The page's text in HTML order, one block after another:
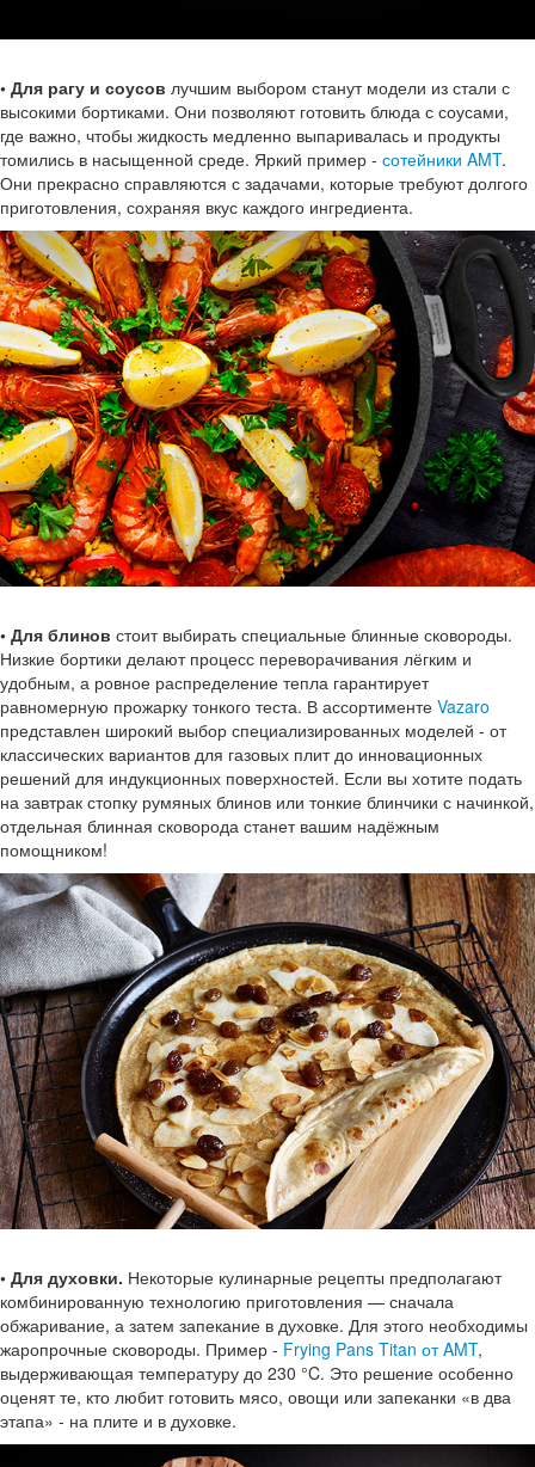
• Для рагу и соусов лучшим выбором станут модели из стали с
высокими бортиками. Они позволяют готовить блюда с соусами,
где важно, чтобы жидкость медленно выпаривалась и продукты
томились в насыщенной среде. Яркий пример - сотейники AMT.
Они прекрасно справляются с задачами, которые требуют долгого
приготовления, сохраняя вкус каждого ингредиента.
• Для блинов стоит выбирать специальные блинные сковороды.
Низкие бортики делают процесс переворачивания лёгким и
удобным, а ровное распределение тепла гарантирует
равномерную прожарку тонкого теста. В ассортименте Vazaro
представлен широкий выбор специализированных моделей - от
классических вариантов для газовых плит до инновационных
решений для индукционных поверхностей. Если вы хотите подать
на завтрак стопку румяных блинов или тонкие блинчики с начинкой,
отдельная блинная сковорода станет вашим надёжным
помощником!
• Для духовки. Некоторые кулинарные рецепты предполагают
комбинированную технологию приготовления — сначала
обжаривание, а затем запекание в духовке. Для этого необходимы
жаропрочные сковороды. Пример - Frying Pans Titan от AMT,
выдерживающая температуру до 230 °C. Это решение особенно
оценят те, кто любит готовить мясо, овощи или запеканки «в два
этапа» - на плите и в духовке.